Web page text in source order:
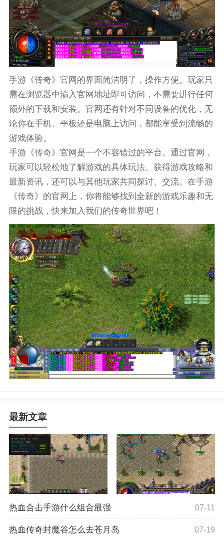
手游《传奇》官网的界面简洁明了，操作方便。玩家只
需在浏览器中输入官网地址即可访问，不需要进行任何
额外的下载和安装。官网还有针对不同设备的优化，无
论你在手机、平板还是电脑上访问，都能享受到流畅的
游戏体验。
手游《传奇》官网是一个不容错过的平台。通过官网，
玩家可以轻松地了解游戏的具体玩法、获得游戏攻略和
最新资讯，还可以与其他玩家共同探讨、交流。在手游
《传奇》的官网上，你将能够找到全新的游戏乐趣和无
限的挑战，快来加入我们的传奇世界吧！
最新文章
热血合击手游什么组合最强 07-11
热血传奇封魔谷怎么去苍月岛 07-19